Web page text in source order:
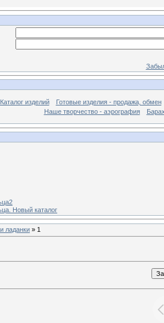
Каталог изделий
Готовые изделия - продажа, обмен
Наше творчество - аэрография
Новый каталог
ладанки » 1